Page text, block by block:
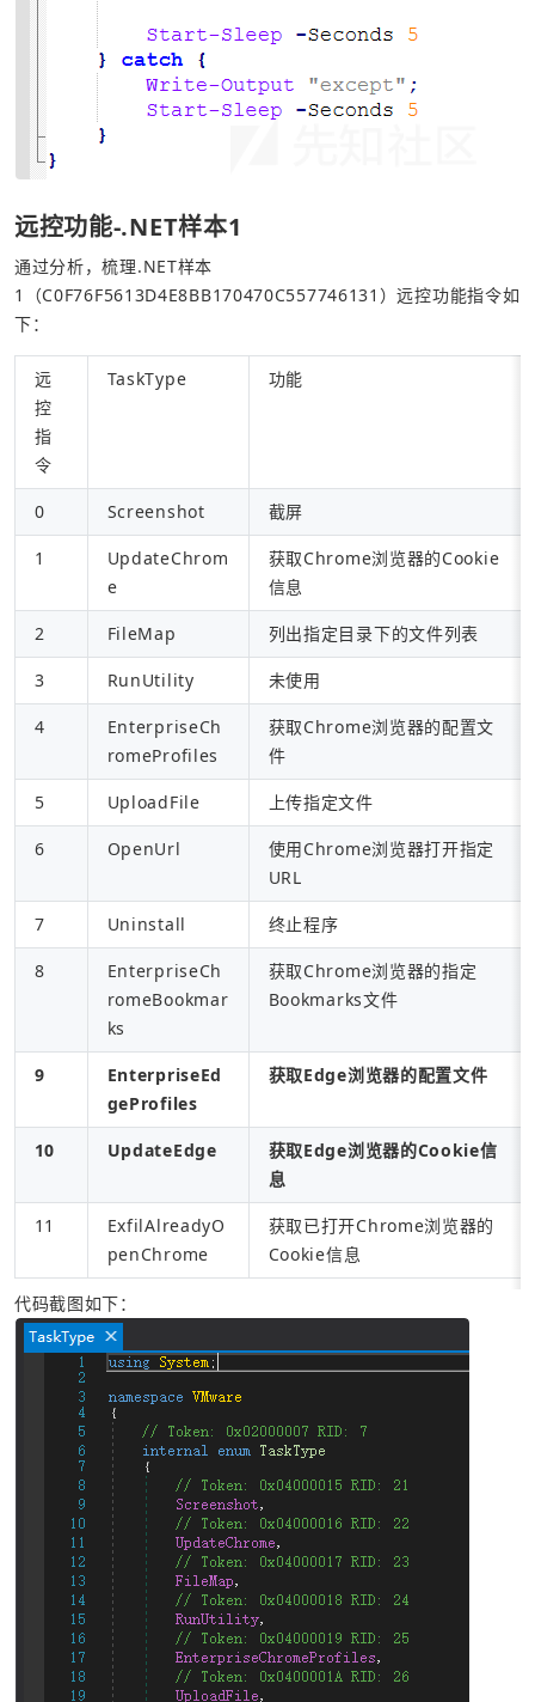
远控功能-.NET样本1
通过分析，梳理.NET样本
1（C0F76F5613D4E8BB170470C557746131）远控功能指令如
下：
远
控
指
令
TaskType 功能
0 Screenshot 截屏
1
UpdateChrom
e
获取Chrome浏览器的Cookie
信息
2 FileMap 列出指定目录下的文件列表
3 RunUtility 未使用
4
EnterpriseCh
romeProfiles
获取Chrome浏览器的配置文
件
5 UploadFile 上传指定文件
6 OpenUrl
使用Chrome浏览器打开指定
URL
7 Uninstall 终止程序
8
EnterpriseCh
romeBookmar
ks
获取Chrome浏览器的指定
Bookmarks文件
9
EnterpriseEd
geProfiles
获取Edge浏览器的配置文件
10 UpdateEdge
获取Edge浏览器的Cookie信
息
11
ExfilAlreadyO
penChrome
获取已打开Chrome浏览器的
Cookie信息
代码截图如下：